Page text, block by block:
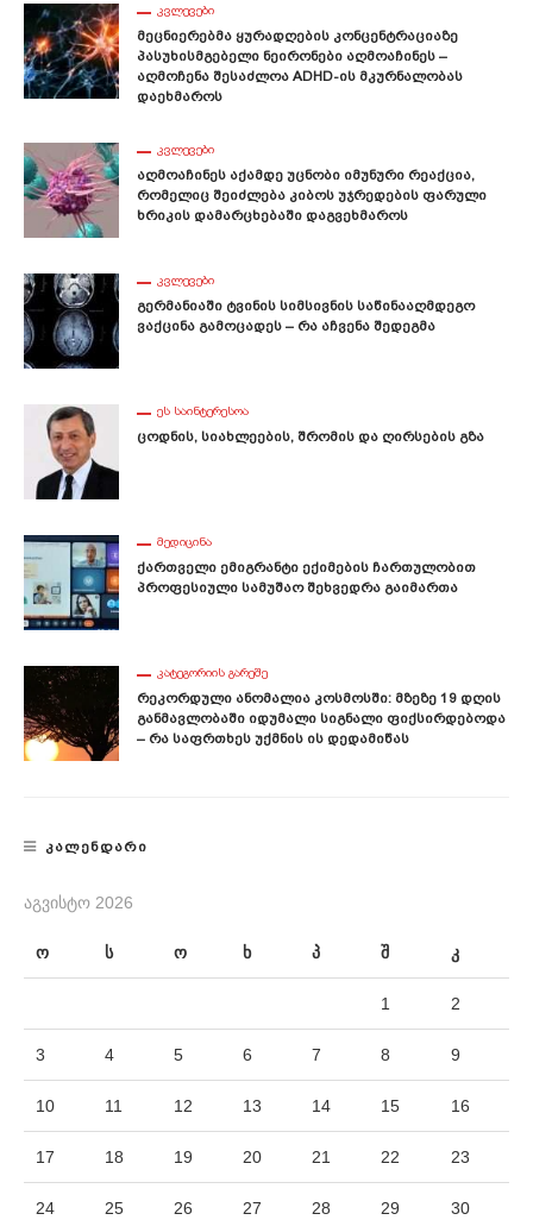
ᲙᲕᲚᲔᲕᲔᲑᲘ
Მეცნიერებმა Ყურადღების Კონცენტრაციაზე
Პასუხისმგებელი Ნეირონები Აღმოაჩინეს –
Აღმოჩენა Შესაძლოა ADHD-Ის Მკურნალობას
Დაეხმაროს
ᲙᲕᲚᲔᲕᲔᲑᲘ
Აღმოაჩინეს Აქამდე Უცნობი Იმუნური Რეაქცია,
Რომელიც Შეიძლება Კიბოს Უჯრედების Ფარული
Ხრიკის Დამარცხებაში Დაგვეხმაროს
ᲙᲕᲚᲔᲕᲔᲑᲘ
Გერმანიაში Ტვინის Სიმსივნის Საწინააღმდეგო
Ვაქცინა Გამოცადეს – Რა Აჩვენა Შედეგმა
ᲔᲡ ᲡᲐᲘᲜᲢᲔᲠᲔᲡᲝᲐ
Ცოდნის, Სიახლეების, Შრომის Და Ღირსების Გზა
ᲛᲔᲓᲘᲪᲘᲜᲐ
Ქართველი Ემიგრანტი Ექიმების Ჩართულობით
Პროფესიული Სამუშაო Შეხვედრა Გაიმართა
ᲙᲐᲢᲔᲒᲝᲠᲘᲘᲡ ᲒᲐᲠᲔᲨᲔ
Რეკორდული Ანომალია Კოსმოსში: Მზეზე 19 Დღის
Განმავლობაში Იდუმალი Სიგნალი Ფიქსირდებოდა
– Რა Საფრთხეს Უქმნის Ის Დედამიწას
ᲙᲐᲚᲔᲜᲓᲐᲠᲘ
ᲐᲒᲕᲘᲡᲢᲝ 2026
ო ს ო ხ პ შ კ
1 2
3 4 5 6 7 8 9
10 11 12 13 14 15 16
17 18 19 20 21 22 23
24 25 26 27 28 29 30